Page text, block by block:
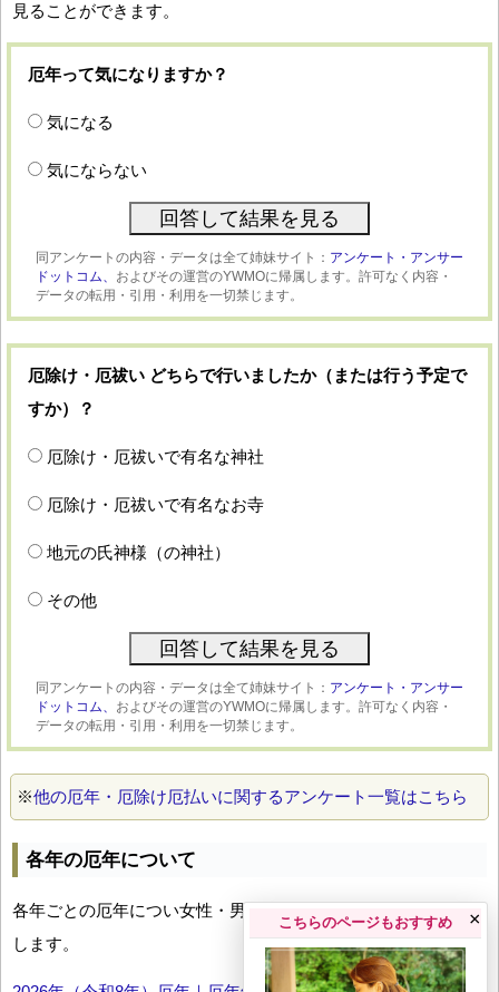
見ることができます。
厄年って気になりますか？
気になる
気にならない
同アンケートの内容・データは全て姉妹サイト： アンケート・アンサー
ドットコム、 およびその運営のYWMOに帰属します。許可なく内容・
データの転用・引用・利用を一切禁じます。
厄除け・厄祓い どちらで行いましたか（または行う予定で
すか）？
厄除け・厄祓いで有名な神社
厄除け・厄祓いで有名なお寺
地元の氏神様（の神社）
その他
同アンケートの内容・データは全て姉妹サイト： アンケート・アンサー
ドットコム、 およびその運営のYWMOに帰属します。許可なく内容・
データの転用・引用・利用を一切禁じます。
※他の厄年・厄除け厄払いに関するアンケート一覧はこちら
各年の厄年について
各年ごとの厄年につい女性・男性の年齢早見表とともにお伝え
します。
こちらのページもおすすめ ×